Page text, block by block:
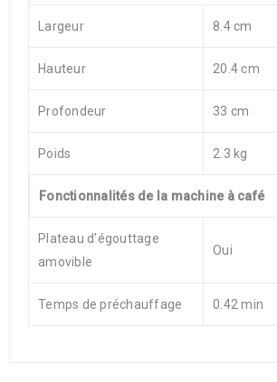
Largeur 8.4 cm
Hauteur 20.4 cm
Profondeur 33 cm
Poids 2.3 kg
Fonctionnalités de la machine à café
Plateau d’égouttage
amovible
Oui
Temps de préchauffage 0.42 min